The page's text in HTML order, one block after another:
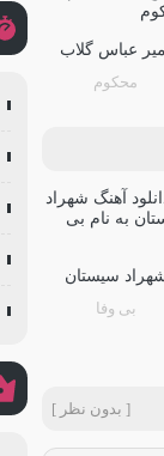
امیر عباس گلاب
محکوم
سیستان
بی وفا
[ بدون نظر ]